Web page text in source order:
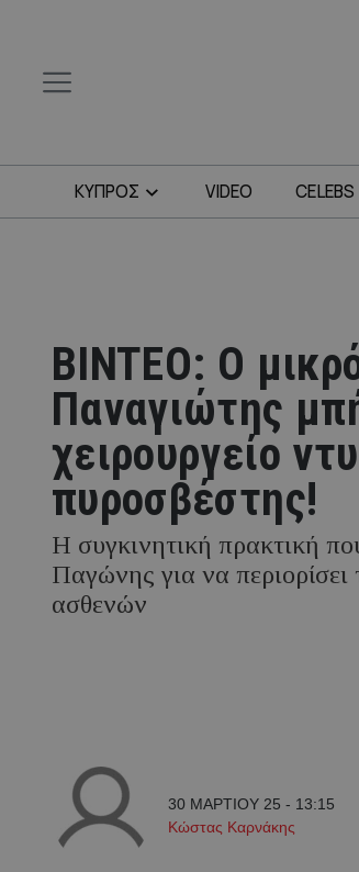
ΚΥΠΡΟΣ VIDEO CELEBS
BINTEO: Ο
Παναγιώτης
χειρουργείο
πυροσβέστης!
Η συγκινητική πρακτική
Παγώνης για να
ασθενών
30 ΜΑΡΤΙΟΥ 25 - 13:15
Κώστας Καρνάκης